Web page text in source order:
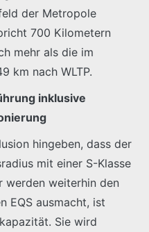
der Metropole
700 Kilometern
mehr als die im
km nach WLTP.
inklusive
hingeben, dass der
mit einer S-Klasse
werden weiterhin den
EQS ausmacht, ist
Sie wird